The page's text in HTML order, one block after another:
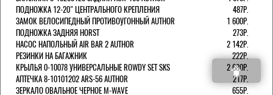
ПОДНОЖКА 12-20" ЦЕНТРАЛЬНОГО КРЕПЛЕНИЯ
487Р.
ЗАМОК ВЕЛОСИПЕДНЫЙ ПРОТИВОУГОННЫЙ AUTHOR
1 600Р.
ПОДНОЖКА ЗАДНЯЯ HORST
273Р.
НАСОС НАПОЛЬНЫЙ AIR BAR 2 AUTHOR
2 142Р.
РЕЗИНКИ НА БАГАЖНИК
222Р.
КРЫЛЬЯ 0-10078 УНИВЕРСАЛЬНЫЕ ROWDY SET SKS
2 680Р.
АПТЕЧКА 8-10101202 ARS-56 AUTHOR
217Р.
ЗЕРКАЛО ОВАЛЬНОЕ ЧЕРНОЕ M-WAVE
655Р.